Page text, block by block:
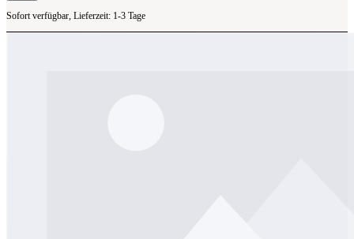
Sofort verfügbar, Lieferzeit: 1-3 Tage